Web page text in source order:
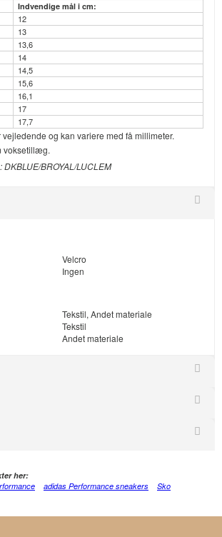
Indvendige mål i cm:
12
13
13,6
14
14,5
15,6
16,1
17
17,7
vejledende og kan variere med få millimeter.
voksetillæg.
BROYAL/LUCLEM
Velcro
Ingen
Tekstil, Andet materiale
Tekstil
Andet materiale
her:
adidas Performance sneakers
Sko